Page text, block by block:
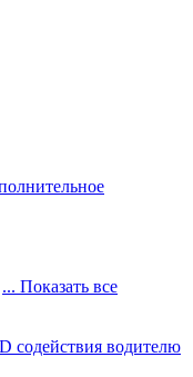
... Показать все
содействия водителю